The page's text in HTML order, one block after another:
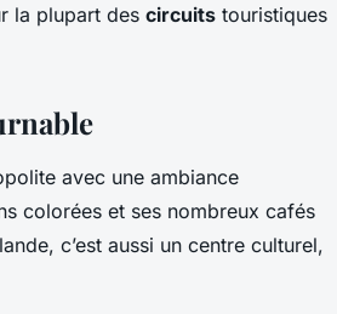
la plupart des circuits touristiques
avec une ambiance
colorées et ses nombreux cafés
c’est aussi un centre culturel,